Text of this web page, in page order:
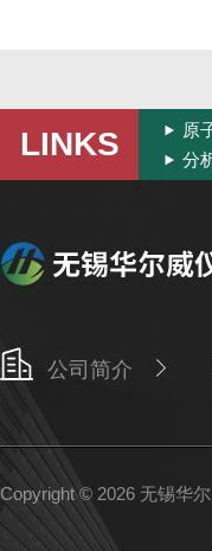
LINKS 原
分
公司简介
Copyright © 2026 无锡华